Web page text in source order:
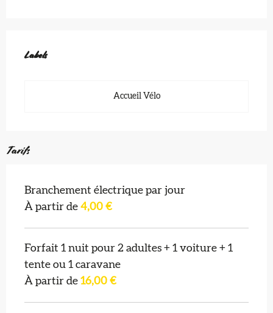
Labels
Labels
Accueil Vélo
Tarifs
Branchement électrique par jour
À partir de 4,00 €
Forfait 1 nuit pour 2 adultes + 1 voiture + 1
tente ou 1 caravane
À partir de 16,00 €